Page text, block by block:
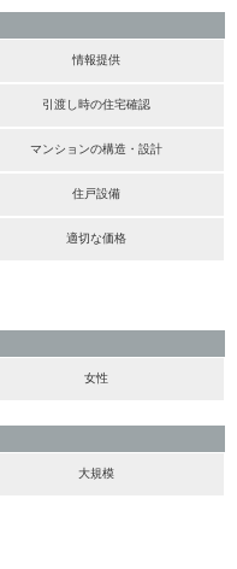
情報提供
引渡し時の住宅確認
マンションの構造・設計
住戸設備
適切な価格
女性
大規模